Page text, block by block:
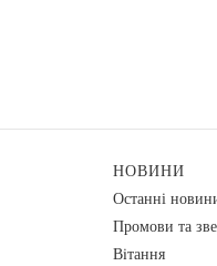
НОВИНИ
Останні
Промови та
Вiтання